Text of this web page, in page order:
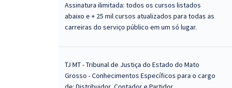
Assinatura ilimitada: todos os cursos listados
abaixo e + 25 mil cursos atualizados para todas as
carreiras do serviço público em um só lugar.
TJ MT - Tribunal de Justiça do Estado do Mato
Grosso - Conhecimentos Específicos para o cargo